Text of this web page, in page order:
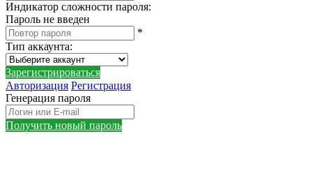
Индикатор сложности пароля:
Пароль не введен
*
Тип аккаунта:
Зарегистрироваться
Авторизация Регистрация
Генерация пароля
Получить новый пароль